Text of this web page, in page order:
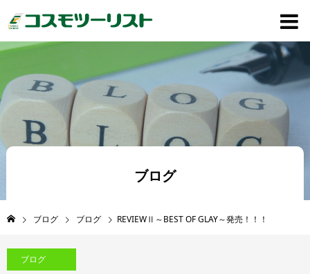
ブログ
ブログ ブログ REVIEWⅡ～BEST OF GLAY～発売！！！
ブログ